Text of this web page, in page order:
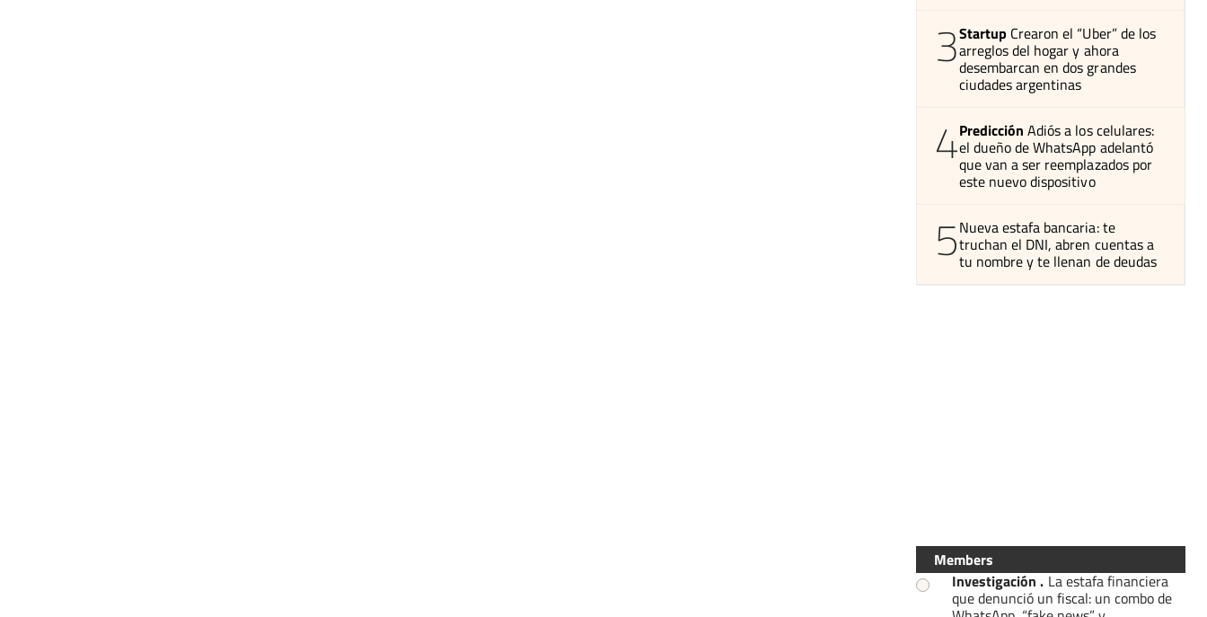
3Startup Crearon el “Uber” de los
arreglos del hogar y ahora
desembarcan en dos grandes
ciudades argentinas
4Predicción Adiós a los celulares:
el dueño de WhatsApp adelantó
que van a ser reemplazados por
este nuevo dispositivo
5Nueva estafa bancaria: te
truchan el DNI, abren cuentas a
tu nombre y te llenan de deudas
Members
Investigación . La estafa financiera
que denunció un fiscal: un combo de